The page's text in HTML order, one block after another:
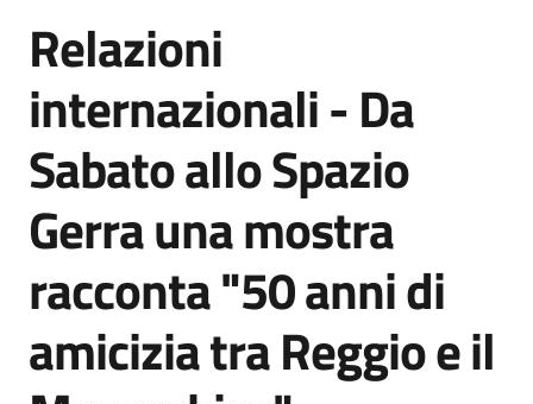
Servizi
Novità
Menu selezionato
Vivere
Reggio
Emilia
Tutti
Salta al contenuto
Relazioni
internazionali - Da
Sabato allo Spazio
Gerra una mostra
racconta "50 anni di
amicizia tra Reggio e il